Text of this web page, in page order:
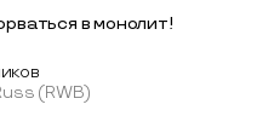
в монолит!
(RWB)